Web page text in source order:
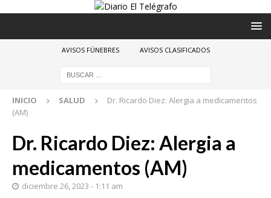
AVISOS FÚNEBRES AVISOS CLASIFICADOS
INICIO SALUD
Dr. Ricardo Diez: Alergia a medicamentos
(AM)
Dr. Ricardo Diez: Alergia a
medicamentos (AM)
diciembre 26, 2023 - 1:11 am